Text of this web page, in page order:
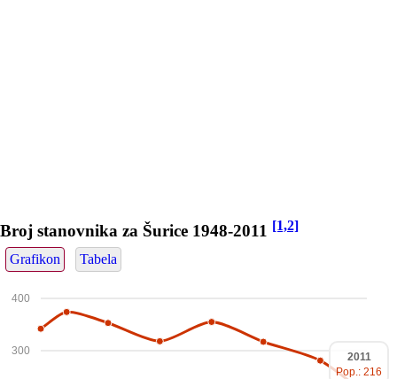
Broj stanovnika za Šurice 1948-2011 [1,2]
Grafikon Tabela
300
400
2011
Pop.: 216